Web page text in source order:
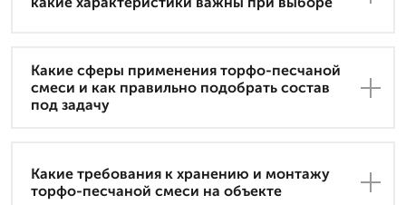
Какие сферы применения торфо-песчаной
смеси и как правильно подобрать состав
под задачу
Какие требования к хранению и монтажу
торфо-песчаной смеси на объекте